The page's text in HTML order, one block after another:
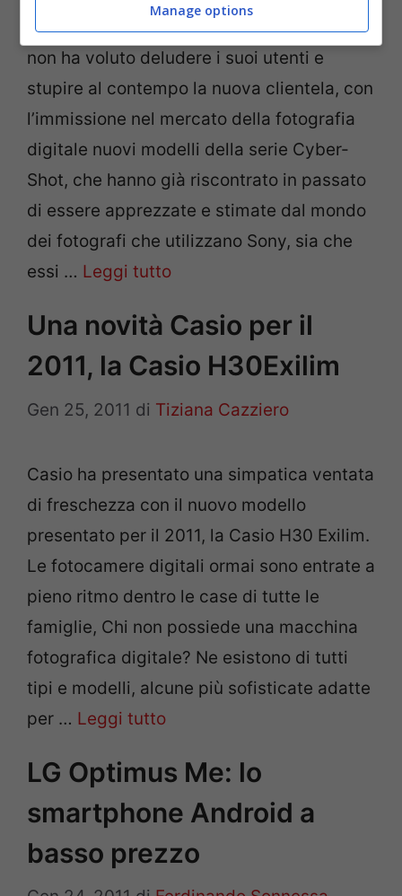
La Sony per il nuovo anno appena iniziato
non ha voluto deludere i suoi utenti e
stupire al contempo la nuova clientela, con
l’immissione nel mercato della fotografia
digitale nuovi modelli della serie Cyber-
Shot, che hanno già riscontrato in passato
di essere apprezzate e stimate dal mondo
dei fotografi che utilizzano Sony, sia che
essi … Leggi tutto
Una novità Casio per il
2011, la Casio H30Exilim
Gen 25, 2011 di Tiziana Cazziero
Casio ha presentato una simpatica ventata
di freschezza con il nuovo modello
presentato per il 2011, la Casio H30 Exilim.
Le fotocamere digitali ormai sono entrate a
pieno ritmo dentro le case di tutte le
famiglie, Chi non possiede una macchina
fotografica digitale? Ne esistono di tutti
tipi e modelli, alcune più sofisticate adatte
per … Leggi tutto
LG Optimus Me: lo
smartphone Android a
basso prezzo
Manage options